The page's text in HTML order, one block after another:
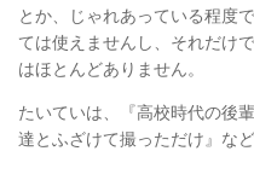
とか、じゃれあっている程度
ては使えませんし、それだけ
はほとんどありません。
たいていは、『高校時代の後
達とふざけて撮っただけ』な